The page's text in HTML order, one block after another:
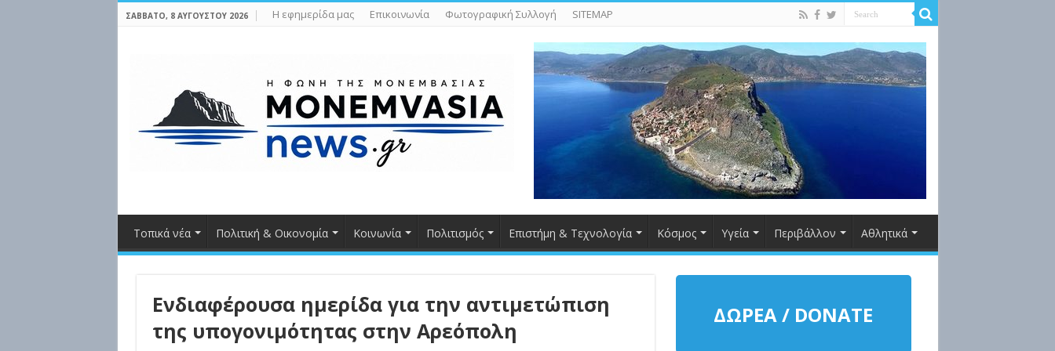
ΣΆΒΒΑΤΟ, 8 ΑΥΓΟΎΣΤΟΥ 2026 Η εφημερίδα μας Επικοινωνία Φωτογραφική Συλλογή SITEMAP
Τοπικά νέα Πολιτική & Οικονομία Κοινωνία Πολιτισμός Επιστήμη & Τεχνολογία Κόσμος Υγεία Περιβάλλον Αθλητικά
Ενδιαφέρουσα ημερίδα για την αντιμετώπιση
της υπογονιμότητας στην Αρεόπολη
ΔΩΡΕΑ / DONATE